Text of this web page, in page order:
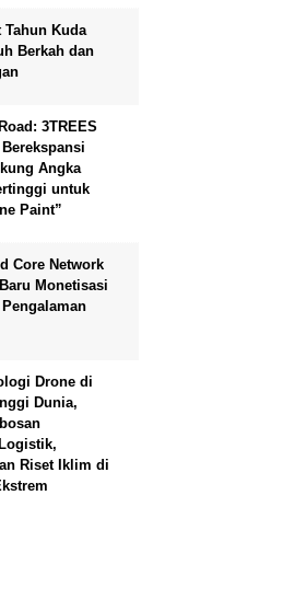
Tahun Kuda
Berkah dan
3TREES
Angka
untuk
Paint”
Core Network
Monetisasi
Drone di
Dunia,
Riset Iklim di